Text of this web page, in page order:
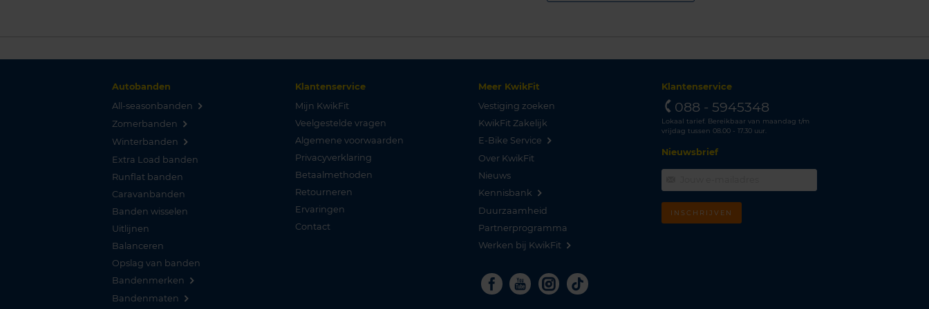
Autobanden
All-seasonbanden
Zomerbanden
Winterbanden
Extra Load banden
Runflat banden
Caravanbanden
Banden wisselen
Uitlijnen
Balanceren
Opslag van banden
Bandenmerken
Bandenmaten
Klantenservice
Mijn KwikFit
Veelgestelde vragen
Algemene voorwaarden
Privacyverklaring
Betaalmethoden
Retourneren
Ervaringen
Contact
Meer KwikFit
Vestiging zoeken
KwikFit Zakelijk
E-Bike Service
Over KwikFit
Nieuws
Kennisbank
Duurzaamheid
Partnerprogramma
Werken bij KwikFit
Facebook
YoutubeInstagram
Tiktok
Klantenservice
088 - 5945348
Lokaal tarief. Bereikbaar van maandag t/m
vrijdag tussen 08.00 - 17.30 uur.
Nieuwsbrief
INSCHRIJVEN